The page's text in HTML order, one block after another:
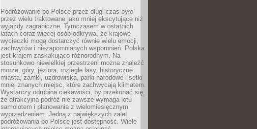
Podróżowanie po Polsce przez długi czas było
przez wielu traktowane jako mniej ekscytujące niż
wyjazdy zagraniczne. Tymczasem w ostatnich
latach coraz więcej osób odkrywa, że krajowe
wycieczki mogą dostarczyć równie wielu emocji,
zachwytów i niezapomnianych wspomnień. Polska
jest krajem zaskakująco różnorodnym. Na
stosunkowo niewielkiej przestrzeni można znaleźć
morze, góry, jeziora, rozległe lasy, historyczne
miasta, zamki, uzdrowiska, parki narodowe i setki
mniej znanych miejsc, które zachwycają klimatem.
Wystarczy odrobina ciekawości, by przekonać się,
że atrakcyjna podróż nie zawsze wymaga lotu
samolotem i planowania z wielomiesięcznym
wyprzedzeniem. Jedną z największych zalet
podróżowania po Polsce jest dostępność. Wiele